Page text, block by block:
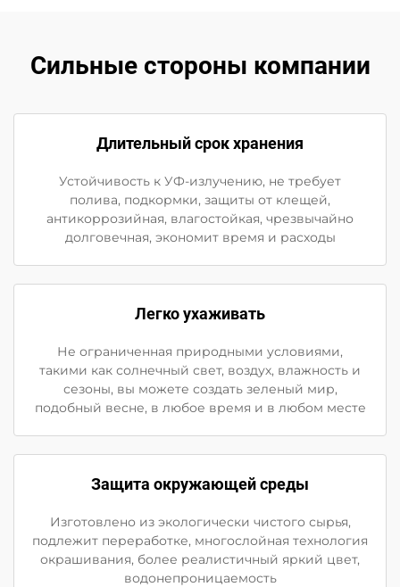
Сильные стороны компании
Длительный срок хранения
Устойчивость к УФ-излучению, не требует
полива, подкормки, защиты от клещей,
антикоррозийная, влагостойкая, чрезвычайно
долговечная, экономит время и расходы
Легко ухаживать
Не ограниченная природными условиями,
такими как солнечный свет, воздух, влажность и
сезоны, вы можете создать зеленый мир,
подобный весне, в любое время и в любом месте
Защита окружающей среды
Изготовлено из экологически чистого сырья,
подлежит переработке, многослойная технология
окрашивания, более реалистичный яркий цвет,
водонепроницаемость